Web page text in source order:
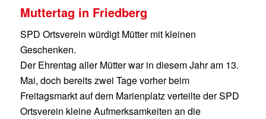
Muttertag in Friedberg
SPD Ortsverein würdigt Mütter mit kleinen
Geschenken.
Der Ehrentag aller Mütter war in diesem Jahr am 13.
Mai, doch bereits zwei Tage vorher beim
Freitagsmarkt auf dem Marienplatz verteilte der SPD
Ortsverein kleine Aufmerksamkeiten an die